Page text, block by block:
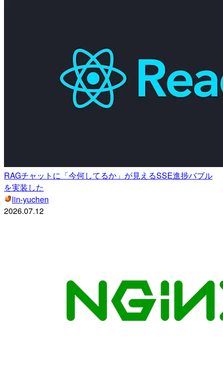
RAGチャットに「今何してるか」が見えるSSE進捗バブル
を実装した
lin-yuchen
2026.07.12